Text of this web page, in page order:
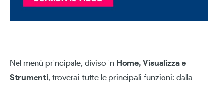
Nel menù principale, diviso in Home, Visualizza e
Strumenti, troverai tutte le principali funzioni: dalla